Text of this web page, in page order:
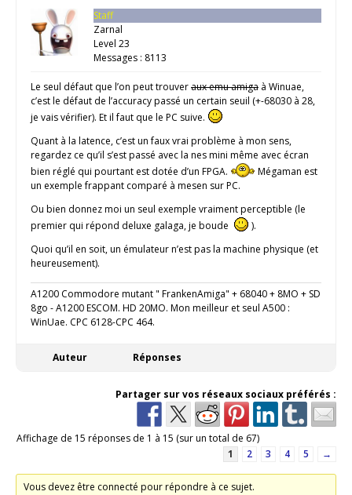
Staff
Zarnal
Level 23
Messages : 8113
Le seul défaut que l’on peut trouveraux emu amiga à Winuae,
c’est le défaut de l’accuracy passé un certain seuil (+-68030 à 28,
je vais vérifier). Et il faut que le PC suive.
Quant à la latence, c’est un faux vrai problème à mon sens,
regardez ce qu’il s’est passé avec la nes mini même avec écran
bien réglé qui pourtant est dotée d’un FPGA.
Mégaman est
un exemple frappant comparé à mesen sur PC.
Ou bien donnez moi un seul exemple vraiment perceptible (le
premier qui répond deluxe galaga, je boude
).
Quoi qu’il en soit, un émulateur n’est pas la machine physique (et
heureusement).
A1200 Commodore mutant " FrankenAmiga" + 68040 + 8MO + SD
8go - A1200 ESCOM. HD 20MO. Mon meilleur et seul A500 :
WinUae. CPC 6128-CPC 464.
Auteur Réponses
Partager sur vos réseaux sociaux préférés :
Affichage de 15 réponses de 1 à 15 (sur un total de 67)
1
2 3 4 5 →
Vous devez être connecté pour répondre à ce sujet.